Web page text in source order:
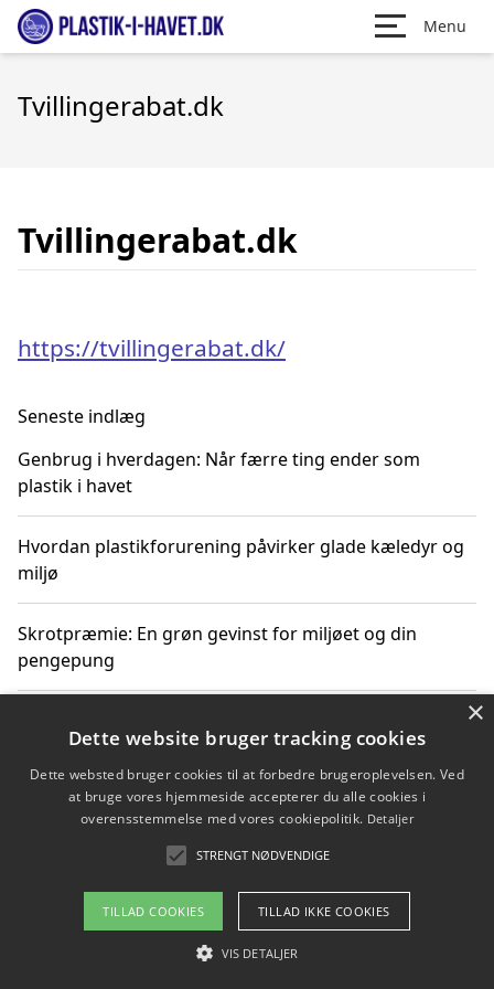
Menu
Tvillingerabat.dk
Tvillingerabat.dk
https://tvillingerabat.dk/
Seneste indlæg
Genbrug i hverdagen: Når færre ting ender som
plastik i havet
Hvordan plastikforurening påvirker glade kæledyr og
miljø
Skrotpræmie: En grøn gevinst for miljøet og din
pengepung
Hvordan blåfade med rist kan hjælpe med at reducere
plastik i havet
Spil kasinospil på et troværdigt online casino: Din
guide til sikker og sjov underholdning
Copyright 2026 - Pilanto Aps
Om / kontakt
×
Dette website bruger tracking cookies
Dette websted bruger cookies til at forbedre brugeroplevelsen. Ved
at bruge vores hjemmeside accepterer du alle cookies i
overensstemmelse med vores cookiepolitik. Detaljer
STRENGT NØDVENDIGE
TILLAD COOKIES TILLAD IKKE COOKIES
VIS DETALJER